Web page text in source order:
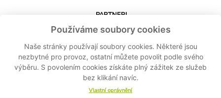
Používáme soubory cookies
Naše stránky používají soubory cookies. Některé jsou
nezbytné pro provoz, ostatní můžete povolit podle svého
výběru. S povolením cookies získáte plný zážitek ze služeb
bez klikání navíc.
Vlastní oprávnění
PARTNERI
KONTAKT
STIAHNUŤ APLIKÁCIU